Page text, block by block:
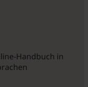
Handbuch in